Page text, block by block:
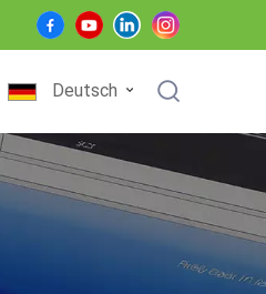
Deutsch
English